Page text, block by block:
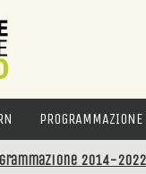
PROGRAMMAZIONE
2014-2022